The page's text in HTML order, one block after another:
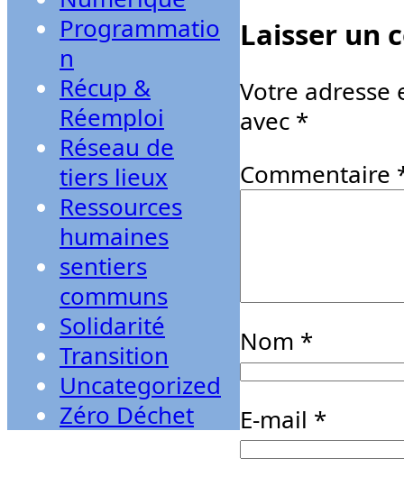
Programmatio
n
Récup &
Réemploi
Réseau de
tiers lieux
Ressources
humaines
sentiers
communs
Solidarité
Transition
Uncategorized
Zéro Déchet
Laisser un
Votre adresse
avec *
Commentaire
Nom *
E-mail *